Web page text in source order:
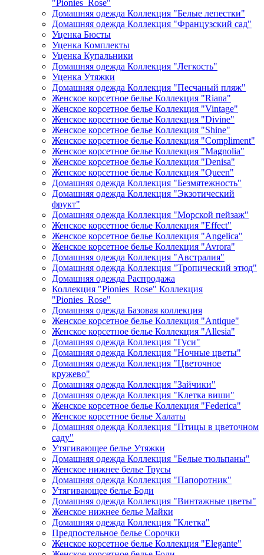
"Pionies_Rose"
Домашняя одежда Коллекция "Белые лепестки"
Домашняя одежда Коллекция "Французский сад"
Уценка Бюсты
Уценка Комплекты
Уценка Купальники
Домашняя одежда Коллекция "Легкость"
Уценка Утяжки
Домашняя одежда Коллекция "Песчаный пляж"
Женское корсетное белье Коллекция "Riana"
Женское корсетное белье Коллекция "Vintage"
Женское корсетное белье Коллекция "Divine"
Женское корсетное белье Коллекция "Shine"
Женское корсетное белье Коллекция "Compliment"
Женское корсетное белье Коллекция "Magnolia"
Женское корсетное белье Коллекция "Denisa"
Женское корсетное белье Коллекция "Queen"
Домашняя одежда Коллекция "Безмятежность"
Домашняя одежда Коллекция "Экзотический
фрукт"
Домашняя одежда Коллекция "Морской пейзаж"
Женское корсетное белье Коллекция "Effect"
Женское корсетное белье Коллекция "Angelica"
Женское корсетное белье Коллекция "Avrora"
Домашняя одежда Коллекция "Австралия"
Домашняя одежда Коллекция "Тропический этюд"
Домашняя одежда Распродажа
Коллекция "Pionies_Rose" Коллекция
"Pionies_Rose"
Домашняя одежда Базовая коллекция
Женское корсетное белье Коллекция "Antique"
Женское корсетное белье Коллекция "Allesia"
Домашняя одежда Коллекция "Гуси"
Домашняя одежда Коллекция "Ночные цветы"
Домашняя одежда Коллекция "Цветочное
кружево"
Домашняя одежда Коллекция "Зайчики"
Домашняя одежда Коллекция "Клетка виши"
Женское корсетное белье Коллекция "Federica"
Женское корсетное белье Халаты
Домашняя одежда Коллекция "Птицы в цветочном
саду"
Утягивающее белье Утяжки
Домашняя одежда Коллекция "Белые тюльпаны"
Женское нижнее белье Трусы
Домашняя одежда Коллекция "Папоротник"
Утягивающее белье Боди
Домашняя одежда Коллекция "Винтажные цветы"
Женское нижнее белье Майки
Домашняя одежда Коллекция "Клетка"
Предпостельное белье Сорочки
Женское корсетное белье Коллекция "Elegante"